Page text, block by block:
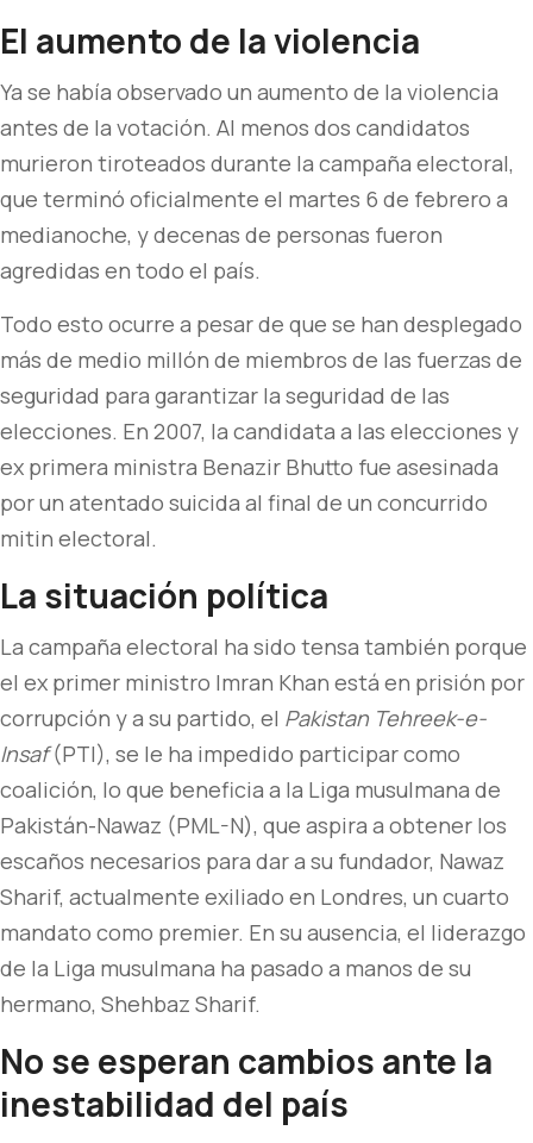
El aumento de la violencia
Ya se había observado un aumento de la violencia
antes de la votación. Al menos dos candidatos
murieron tiroteados durante la campaña electoral,
que terminó oficialmente el martes 6 de febrero a
medianoche, y decenas de personas fueron
agredidas en todo el país.
Todo esto ocurre a pesar de que se han desplegado
más de medio millón de miembros de las fuerzas de
seguridad para garantizar la seguridad de las
elecciones. En 2007, la candidata a las elecciones y
ex primera ministra Benazir Bhutto fue asesinada
por un atentado suicida al final de un concurrido
mitin electoral.
La situación política
La campaña electoral ha sido tensa también porque
el ex primer ministro Imran Khan está en prisión por
corrupción y a su partido, el Pakistan Tehreek-e-
Insaf(PTI), se le ha impedido participar como
coalición, lo que beneficia a la Liga musulmana de
Pakistán-Nawaz (PML-N), que aspira a obtener los
escaños necesarios para dar a su fundador, Nawaz
Sharif, actualmente exiliado en Londres, un cuarto
mandato como premier. En su ausencia, el liderazgo
de la Liga musulmana ha pasado a manos de su
hermano, Shehbaz Sharif.
No se esperan cambios ante la
inestabilidad del país